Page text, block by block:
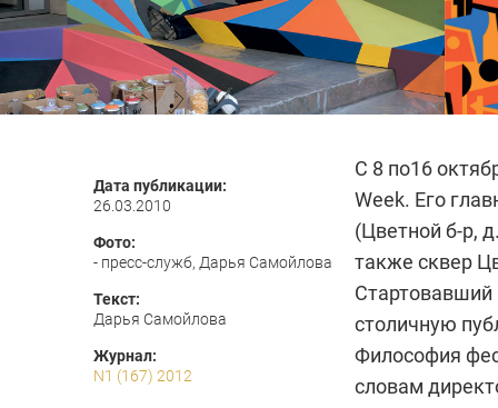
Дата публикации:
26.03.2010
Фото:
- пресс-служб, Дарья Самойлова
Текст:
Дарья Самойлова
Журнал:
N1 (167) 2012
С 8 по16
Week. Его
(Цветной б-р,
также сквер
Стартовавший
столичную
Философия
словам